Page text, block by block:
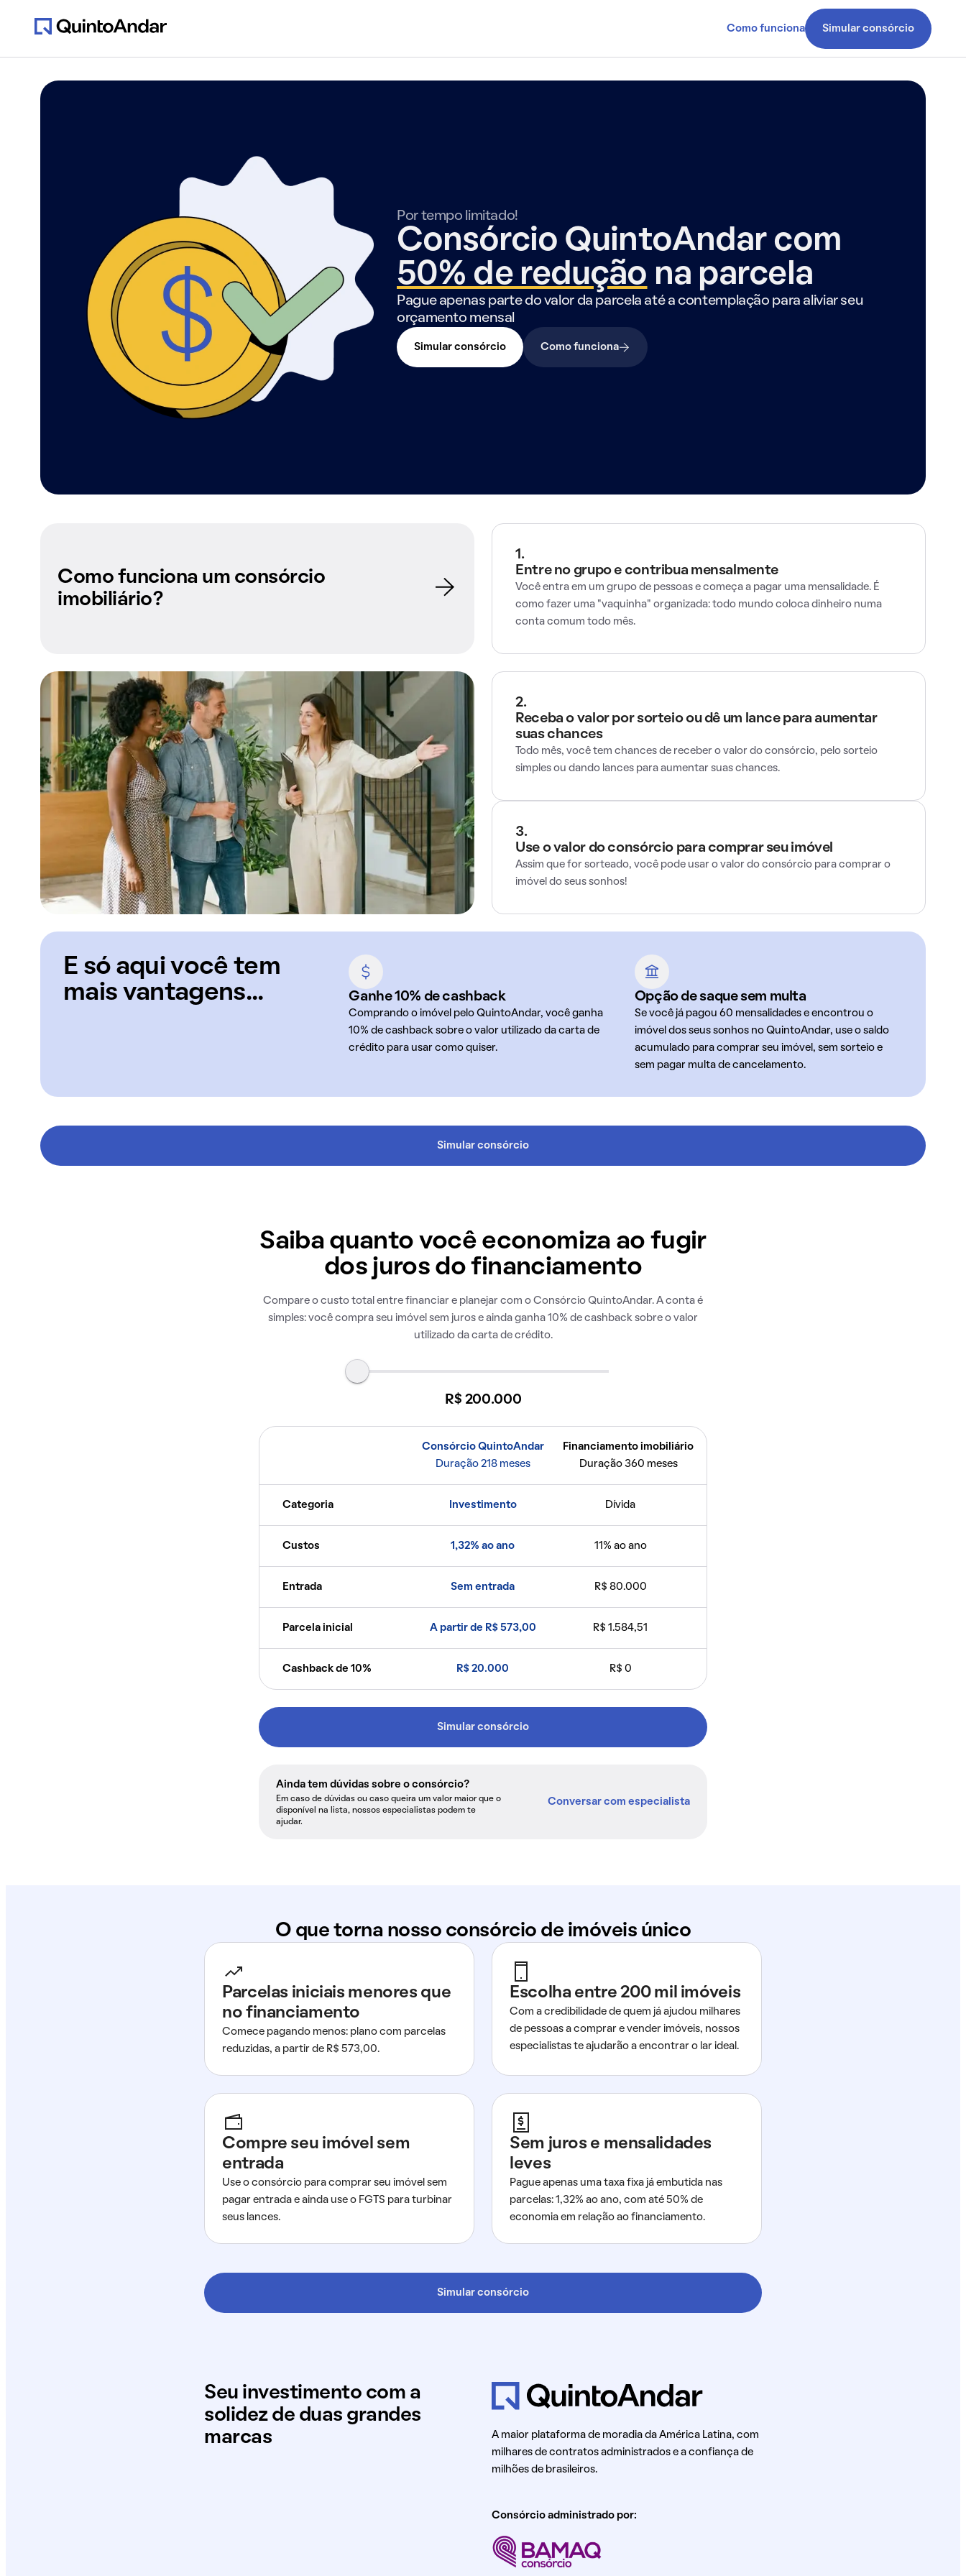
Como funciona Simular consórcio
Por tempo limitado!
Consórcio QuintoAndar com
50% de redução na parcela
Pague apenas parte do valor da parcela até a contemplação para aliviar seu
orçamento mensal
Simular consórcio Como funciona
Como funciona um consórcio
imobiliário?
1.
Entre no grupo e contribua mensalmente
Você entra em um grupo de pessoas e começa a pagar uma mensalidade. É
como fazer uma "vaquinha" organizada: todo mundo coloca dinheiro numa
conta comum todo mês.
2.
Receba o valor por sorteio ou dê um lance para aumentar
suas chances
Todo mês, você tem chances de receber o valor do consórcio, pelo sorteio
simples ou dando lances para aumentar suas chances.
3.
Use o valor do consórcio para comprar seu imóvel
Assim que for sorteado, você pode usar o valor do consórcio para comprar o
imóvel do seus sonhos!
E só aqui você tem
mais vantagens...
Ganhe 10% de cashback
Comprando o imóvel pelo QuintoAndar, você ganha
10% de cashback sobre o valor utilizado da carta de
crédito para usar como quiser.
Opção de saque sem multa
Se você já pagou 60 mensalidades e encontrou o
imóvel dos seus sonhos no QuintoAndar, use o saldo
acumulado para comprar seu imóvel, sem sorteio e
sem pagar multa de cancelamento.
Simular consórcio
Saiba quanto você economiza ao fugir
dos juros do financiamento
Compare o custo total entre financiar e planejar com o Consórcio QuintoAndar. A conta é
simples: você compra seu imóvel sem juros e ainda ganha 10% de cashback sobre o valor
utilizado da carta de crédito.
R$ 200.000
Consórcio QuintoAndar
Duração 218 meses
Financiamento imobiliário
Duração 360 meses
Categoria Investimento Dívida
Custos 1,32% ao ano 11% ao ano
Entrada Sem entrada R$ 80.000
Parcela inicial A partir de R$ 573,00 R$ 1.584,51
Cashback de 10% R$ 20.000 R$ 0
Simular consórcio
Ainda tem dúvidas sobre o consórcio?
Em caso de dúvidas ou caso queira um valor maior que o
disponível na lista, nossos especialistas podem te
ajudar.
Conversar com especialista
O que torna nosso consórcio de imóveis único
Parcelas iniciais menores que
no financiamento
Comece pagando menos: plano com parcelas
reduzidas, a partir de R$ 573,00.
Escolha entre 200 mil imóveis
Com a credibilidade de quem já ajudou milhares
de pessoas a comprar e vender imóveis, nossos
especialistas te ajudarão a encontrar o lar ideal.
Compre seu imóvel sem
entrada
Use o consórcio para comprar seu imóvel sem
pagar entrada e ainda use o FGTS para turbinar
seus lances.
Sem juros e mensalidades
leves
Pague apenas uma taxa fixa já embutida nas
parcelas: 1,32% ao ano, com até 50% de
economia em relação ao financiamento.
Simular consórcio
Seu investimento com a
solidez de duas grandes
marcas
A maior plataforma de moradia da América Latina, com
milhares de contratos administrados e a confiança de
milhões de brasileiros.
Consórcio administrado por: